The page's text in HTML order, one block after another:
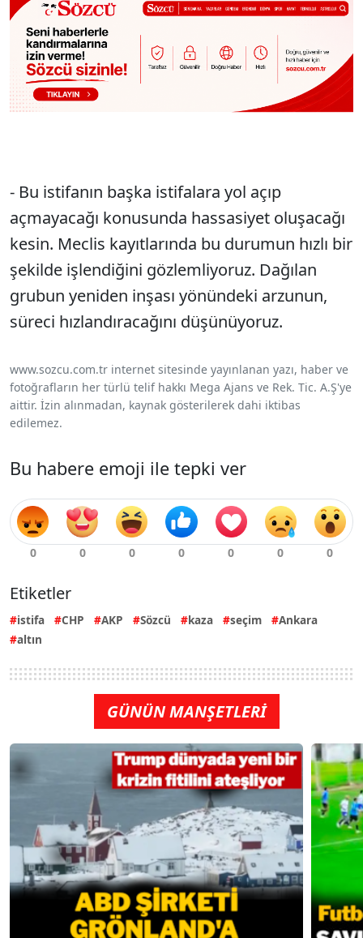
- Bu istifanın başka istifalara yol açıp
açmayacağı konusunda hassasiyet oluşacağı
kesin. Meclis kayıtlarında bu durumun hızlı bir
şekilde işlendiğini gözlemliyoruz. Dağılan
grubun yeniden inşası yönündeki arzunun,
süreci hızlandıracağını düşünüyoruz.
www.sozcu.com.tr internet sitesinde yayınlanan yazı, haber ve
fotoğrafların her türlü telif hakkı Mega Ajans ve Rek. Tic. A.Ş'ye
aittir. İzin alınmadan, kaynak gösterilerek dahi iktibas
edilemez.
Bu habere emoji ile tepki ver
Etiketler
istifa CHP AKP Sözcü kaza seçim
Ankara
altın
GÜNÜN MANŞETLERİ